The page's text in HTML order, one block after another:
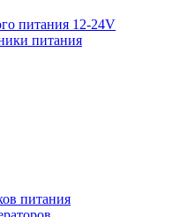
питания 12-24V
питания
питания